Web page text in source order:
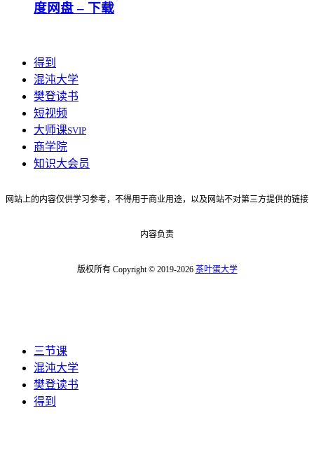
度网盘 – 下载
得到
混沌大学
樊登读书
短视频
大师课SVIP
商学院
知识大会员
网站上的内容仅供学习参考，不得用于商业用途，以及网站不对第三方提供的链接
内容负责
版权所有 Copyright © 2019-2026 茶叶蛋大学
三节课
混沌大学
樊登读书
得到